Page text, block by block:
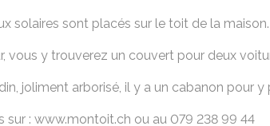
solaires sont placés sur le toit de la maison.
vous y trouverez un couvert pour deux
joliment arborisé, il y a un cabanon pour
sur : www.montoit.ch ou au 079 238 99 44